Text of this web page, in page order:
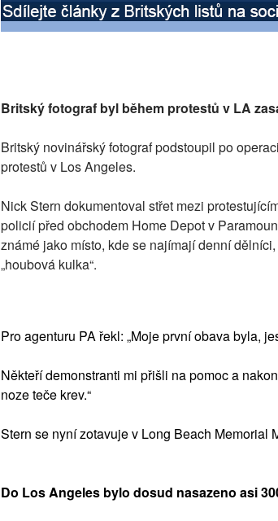
Britský fotograf byl během protestů v LA
Britský novinářský fotograf podstoupil po
protestů v Los Angeles.
Nick Stern dokumentoval střet mezi
policií před obchodem Home Depot v
známé jako místo, kde se najímají denní
„houbová kulka“.
Pro agenturu PA řekl: „Moje první obava byla,
Někteří demonstranti mi přišli na pomoc a
noze teče krev.“
Stern se nyní zotavuje v Long Beach Memorial
Do Los Angeles bylo dosud nasazeno asi